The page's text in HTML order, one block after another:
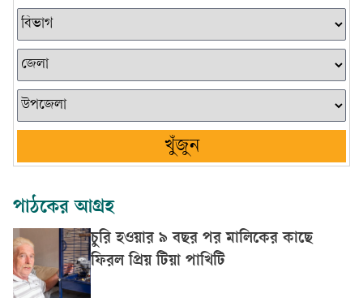
খুঁজুন
পাঠকের আগ্রহ
চুরি হওয়ার ৯ বছর পর মালিকের কাছে
ফিরল প্রিয় টিয়া পাখিটি